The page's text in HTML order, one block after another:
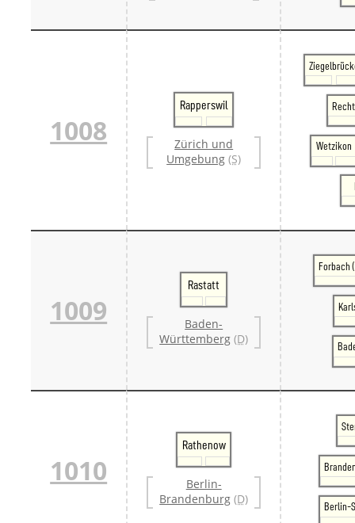
1008
Rapperswil
Zürich und
Umgebung (S)
Wetzikon
1009
Rastatt
Baden-
Württemberg (D)
Forbach
1010
Rathenow
Berlin-
Brandenburg (D)
Berlin-